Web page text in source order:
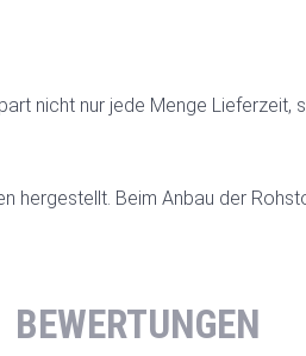
nicht nur jede Menge Lieferzeit,
hergestellt. Beim Anbau der
BEWERTUNGEN